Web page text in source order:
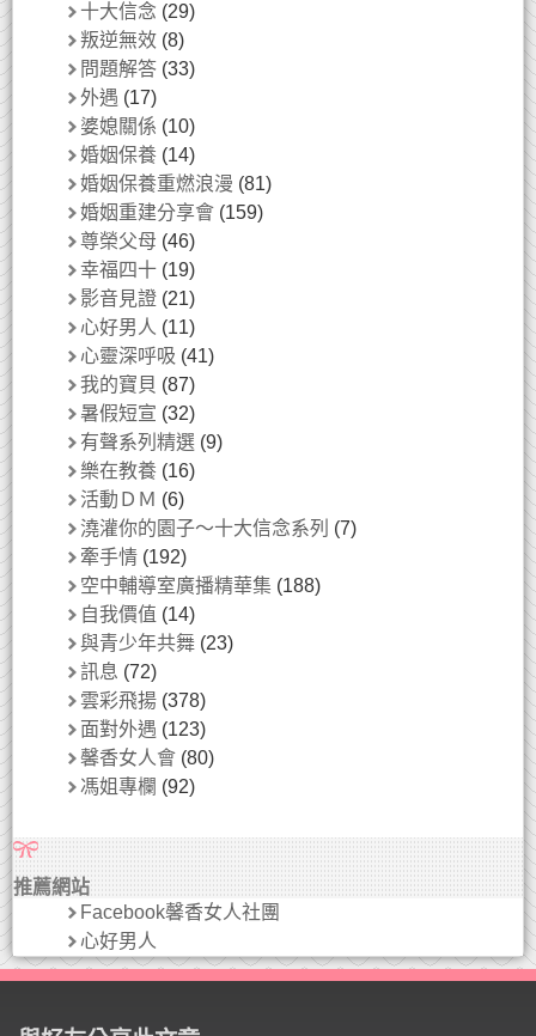
十大信念 (29)
叛逆無效 (8)
問題解答 (33)
外遇 (17)
婆媳關係 (10)
婚姻保養 (14)
婚姻保養重燃浪漫 (81)
婚姻重建分享會 (159)
尊榮父母 (46)
幸福四十 (19)
影音見證 (21)
心好男人 (11)
心靈深呼吸 (41)
我的寶貝 (87)
暑假短宣 (32)
有聲系列精選 (9)
樂在教養 (16)
活動ＤＭ (6)
澆灌你的園子～十大信念系列 (7)
牽手情 (192)
空中輔導室廣播精華集 (188)
自我價值 (14)
與青少年共舞 (23)
訊息 (72)
雲彩飛揚 (378)
面對外遇 (123)
馨香女人會 (80)
馮姐專欄 (92)
推薦網站
Facebook馨香女人社團
心好男人